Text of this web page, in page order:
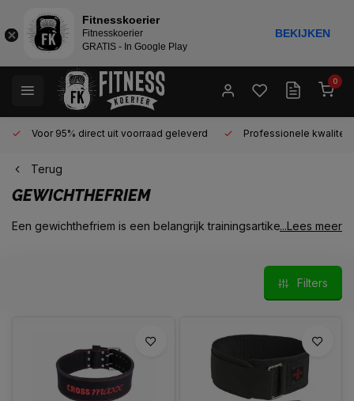
0
Voor 95% direct uit voorraad geleverd Professionele kwaliteit
Terug
GEWICHTHEFRIEM
Een gewichthefriem is een belangrijk trainingsartikel om te
In een sportschool was een jongen sit-ups aan het
doen…..terwijl hij een gewichthefriem droeg! Deze aanblik
maakte in één klap duidelijk dat veel sporters geen idee
hebben wat de functie van een gewichthefriem is, wanneer je
...Lees meer
Filters
Fitnesskoerier
Fitnesskoerier
GRATIS - In Google Play
BEKIJKEN